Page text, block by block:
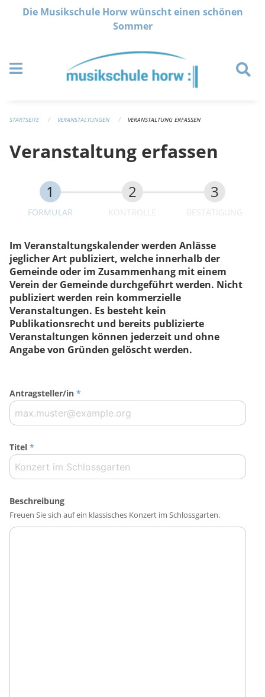
Navigation überspringen
Die Musikschule Horw wünscht einen schönen
Sommer
STARTSEITE VERANSTALTUNGEN VERANSTALTUNG ERFASSEN
Veranstaltung erfassen
FORMULAR KONTROLLE BESTÄTIGUNG
Im Veranstaltungskalender werden Anlässe
jeglicher Art publiziert, welche innerhalb der
Gemeinde oder im Zusammenhang mit einem
Verein der Gemeinde durchgeführt werden. Nicht
publiziert werden rein kommerzielle
Veranstaltungen. Es besteht kein
Publikationsrecht und bereits publizierte
Veranstaltungen können jederzeit und ohne
Angabe von Gründen gelöscht werden.
Antragsteller/in *
Titel *
Beschreibung
Freuen Sie sich auf ein klassisches Konzert im Schlossgarten.